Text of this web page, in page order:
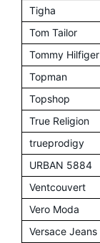
Tigha
Tom Tailor
Tommy Hilfiger
Topman
Topshop
True Religion
trueprodigy
URBAN 5884
Ventcouvert
Vero Moda
Versace Jeans